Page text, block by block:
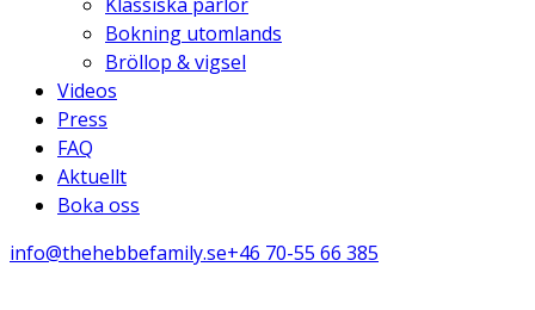
Bokning utomlands
Bröllop & vigsel
Videos
Press
FAQ
Aktuellt
Boka oss
info@thehebbefamily.se+46 70-55 66 385